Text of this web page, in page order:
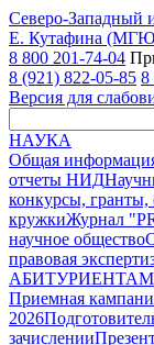
Северо-Западный
Е. Кутафина
8 800 201-74-04
8 (921) 822-05-85 8
Версия для
НАУКА
Общая
отчеты НИД
конкурсы, гранты,
кружкиЖурнал
научное общество
правовая
АБИТУРИЕНТАМ
Приемная
2026
зачислении